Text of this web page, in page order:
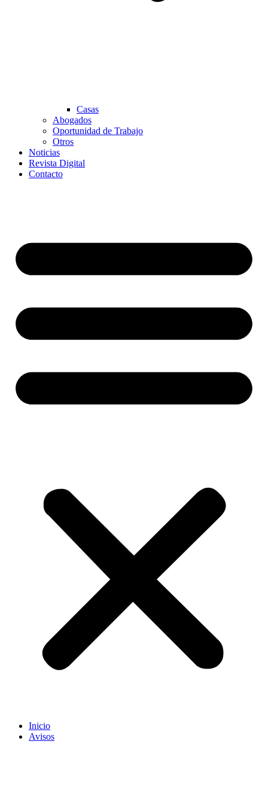
Casas
Abogados
Oportunidad de Trabajo
Otros
Noticias
Revista Digital
Contacto
Inicio
Avisos